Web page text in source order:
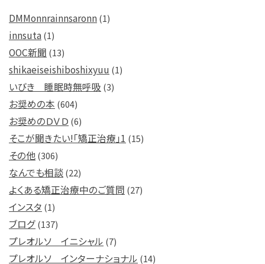
DMMonnrainnsaronn(1)
innsuta(1)
OOC新聞 (13)
shikaeiseishiboshixyuu (1)
いびき 睡眠時無呼吸 (3)
お奨めの本 (604)
お奨めのＤＶＤ (6)
そこが聞きたい!「矯正治療」1 (15)
その他(306)
なんでも相談(22)
よくある矯正治療中のご質問 (27)
インスタ (1)
ブログ(137)
プレオルソ イニシャル (7)
プレオルソ インターナショナル (14)